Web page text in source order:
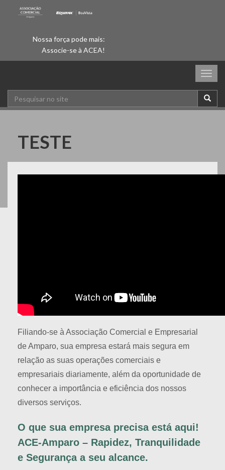
Nossa força pode mais:
Associe-se à ACEA!
TESTE
Filiando-se à Associação Comercial e Empresarial
de Amparo, sua empresa estará mais segura em
relação as suas operações comerciais e
empresariais diariamente, além da oportunidade de
conhecer a importância e eficiência dos nossos
diversos serviços.
O que sua empresa precisa está aqui!
ACE-Amparo – Rapidez, Tranquilidade
e Segurança a seu alcance.